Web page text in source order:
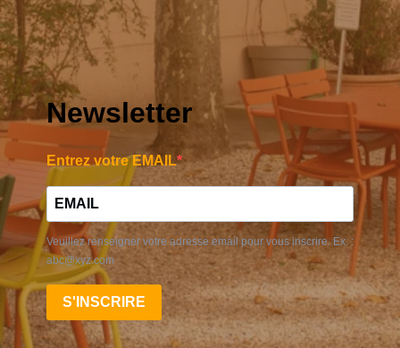
Newsletter
Entrez votre EMAIL
Veuillez renseigner votre adresse email pour vous inscrire. Ex. :
abc@xyz.com
S'INSCRIRE